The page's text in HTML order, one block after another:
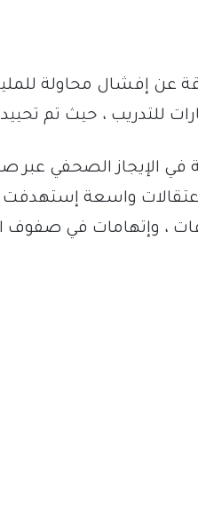
عن إفشال محاولة
للتدريب ، حيث تم تحييد 150عنصراً .
في الإيجاز الصحفي عبر
واسعة إستهدفت
، وإتهامات في صفوف